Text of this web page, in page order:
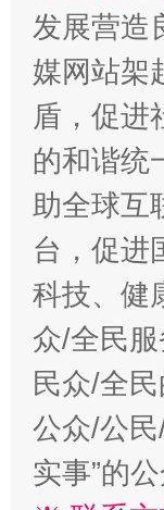
“蜀中异
发展营造
媒网站架
盾，促进
的和谐统
助全球互
台，促进
科技、健
众/全民
民众/全
公众/公
实事”的